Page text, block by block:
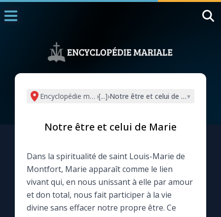
L'actualité de la semaine
La chaîne Youtube
La newsletter
Encyclopédie mariale
›[...]›Notre être et celui de Marie
▾
Notre être et celui de Marie
Dans la spiritualité de saint Louis-Marie de
Montfort, Marie apparaît comme le lien
vivant qui, en nous unissant à elle par amour
et don total, nous fait participer à la vie
divine sans effacer notre propre être. Ce